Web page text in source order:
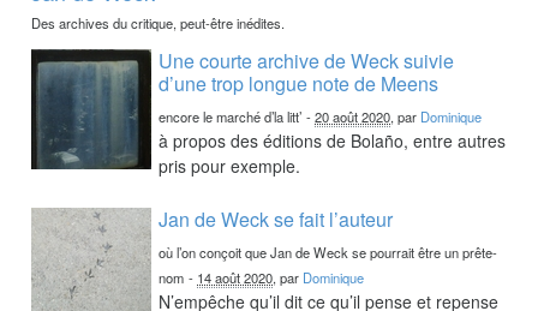
Des archives du critique, peut-être inédites.
Une courte archive de Weck suivie
d’une trop longue note de Meens
encore le marché d’la litt’ -20 août 2020, par Dominique
à propos des éditions de Bolaño, entre autres
pris pour exemple.
Jan de Weck se fait l’auteur
où l’on conçoit que Jan de Weck se pourrait être un prête-
nom - 14 août 2020, par Dominique
N’empêche qu’il dit ce qu’il pense et repense